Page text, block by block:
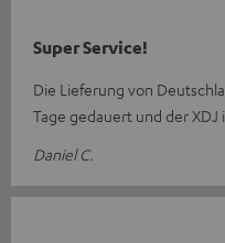
Super Service!
Die Lieferung von
Tage gedauert und der XDJ
Daniel C.